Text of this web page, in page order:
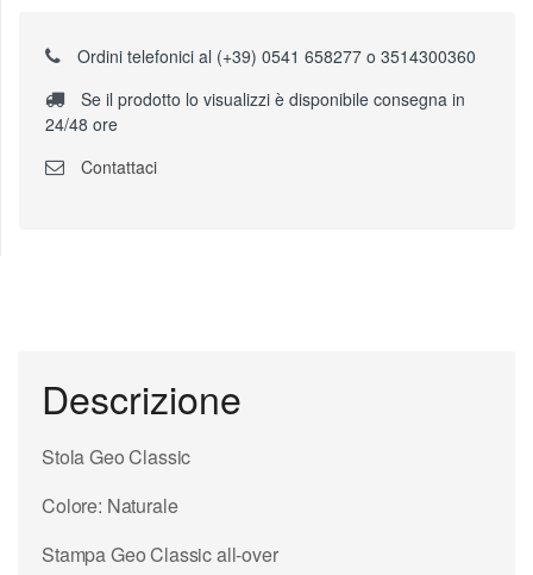
Ordini telefonici al (+39) 0541 658277 o 3514300360
Se il prodotto lo visualizzi è disponibile consegna in
24/48 ore
Contattaci
Descrizione
Stola Geo Classic
Colore: Naturale
Stampa Geo Classic all-over